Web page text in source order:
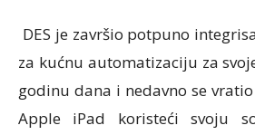
DES je završio potpuno
za kućnu automatizaciju za
godinu dana i nedavno se
Apple iPad koristeći svoju